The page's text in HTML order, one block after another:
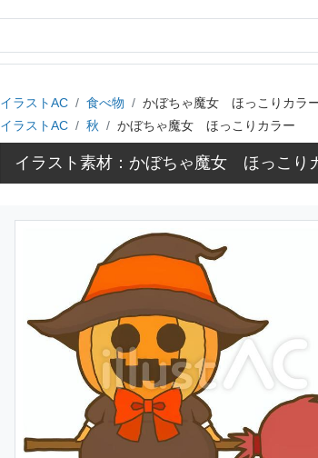
イラストAC 食べ物
かぼちゃ魔女 ほっこりカラ
イラストAC
秋 かぼちゃ魔女 ほっこりカラー
イラスト素材：かぼちゃ魔女 ほっこり